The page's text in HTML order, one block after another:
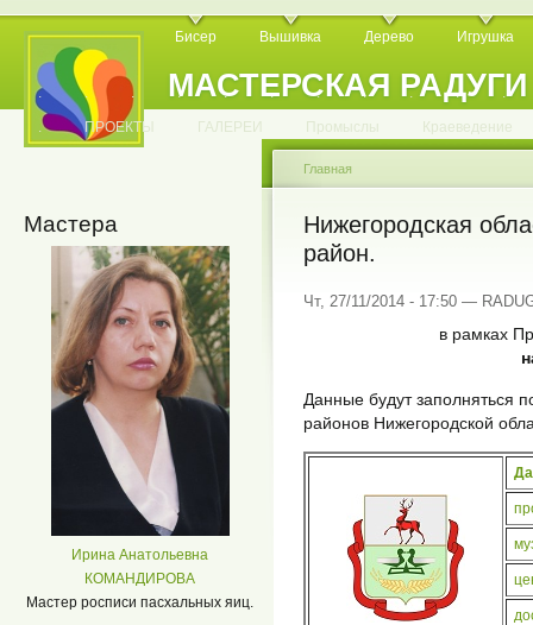
МАСТЕРСКАЯ РАДУГИ
Бисер Вышивка Дерево Игрушка
. . . . . . . . . . .
. ПРОЕКТЫ ГАЛЕРЕИ Промыслы Краеведение
Мастера
Ирина Анатольевна
КОМАНДИРОВА
Мастер росписи пасхальных яиц.
Главная
Нижегородская
район.
Чт, 27/11/2014 - 17:50 —
в рамках
Данные будут заполняться
районов Нижегородской